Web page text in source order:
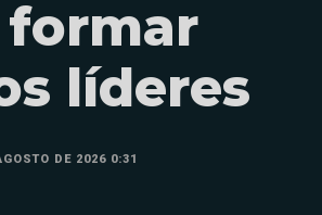
líderes
DE 2026 0:31